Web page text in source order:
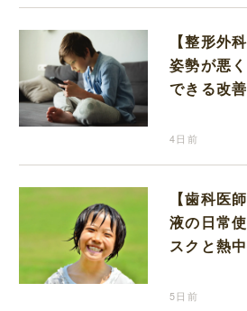
【整形外
姿勢が悪
できる改
4日前
【歯科医
液の日常
スクと熱
5日前